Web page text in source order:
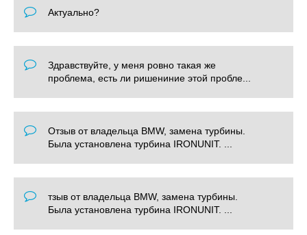
Актуально?
Здравствуйте, у меня ровно такая же
проблема, есть ли ришениние этой пробле...
Отзыв от владельца BMW, замена турбины.
Была установлена турбина IRONUNIT. ...
тзыв от владельца BMW, замена турбины.
Была установлена турбина IRONUNIT. ...